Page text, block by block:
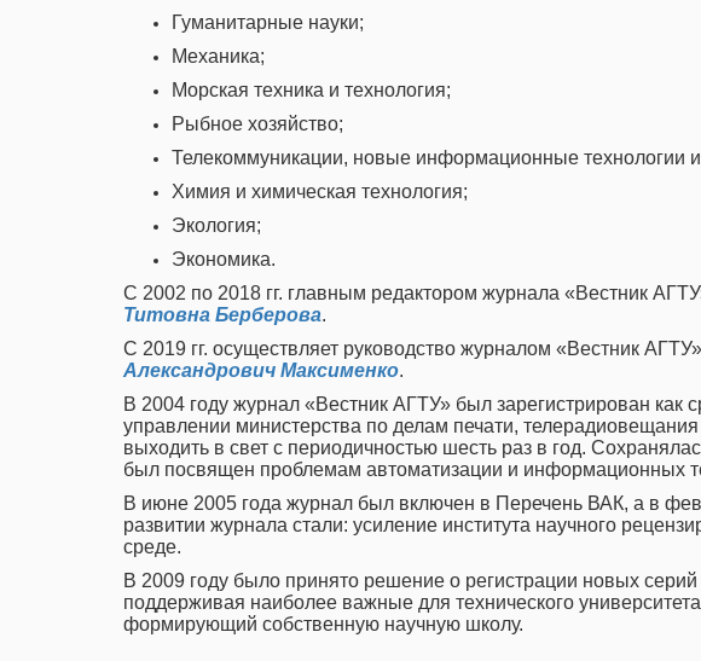
Гуманитарные науки;
Механика;
Морская техника и технология;
Рыбное хозяйство;
Телекоммуникации, новые информационные технологии и
Химия и химическая технология;
Экология;
Экономика.
С 2002 по 2018 гг. главным редактором журнала «Вестник
Титовна Берберова.
С 2019 гг. осуществляет руководство журналом «Вестник
Александрович Максименко.
В 2004 году журнал «Вестник АГТУ» был зарегистрирован
управлении министерства по делам печати,
выходить в свет с периодичностью шесть раз в год.
был посвящен проблемам автоматизации и информационных
В июне 2005 года журнал был включен в Перечень ВАК, а в
развитии журнала стали: усиление института научного
среде.
В 2009 году было принято решение о регистрации новых
поддерживая наиболее важные для технического
формирующий собственную научную школу.